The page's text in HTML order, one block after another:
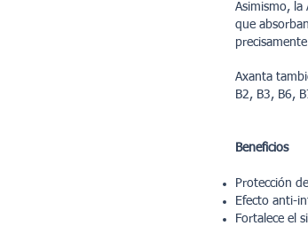
Asimismo, la
que
Axanta
B2, B3, B6,
Beneficios
Protección
Efecto anti-
Fortalece el